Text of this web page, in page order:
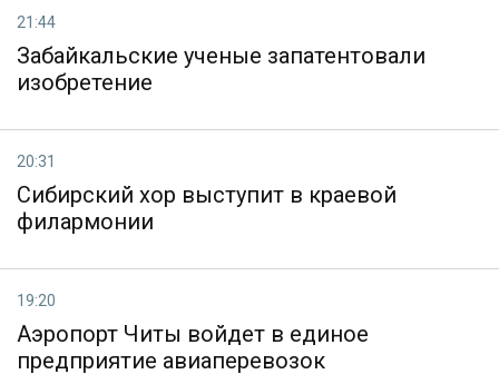
21:44
Забайкальские ученые запатентовали
изобретение
20:31
Сибирский хор выступит в краевой
филармонии
19:20
Аэропорт Читы войдет в единое
предприятие авиаперевозок